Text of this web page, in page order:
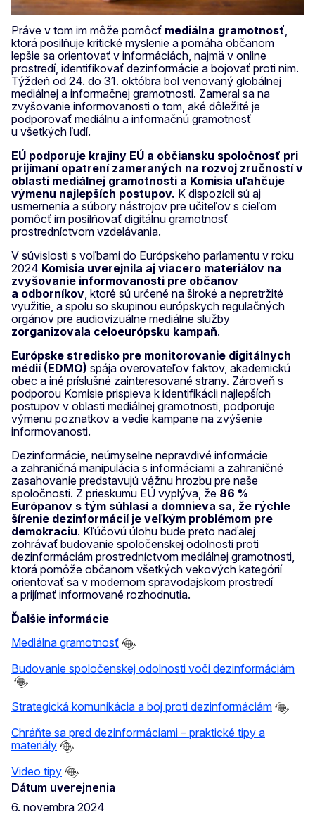
Práve v tom im môže pomôcť mediálna gramotnosť,
ktorá posilňuje kritické myslenie a pomáha občanom
lepšie sa orientovať v informáciách, najmä v online
prostredí, identifikovať dezinformácie a bojovať proti nim.
Týždeň od 24. do 31. októbra bol venovaný globálnej
mediálnej a informačnej gramotnosti. Zameral sa na
zvyšovanie informovanosti o tom, aké dôležité je
podporovať mediálnu a informačnú gramotnosť
u všetkých ľudí.
EÚ podporuje krajiny EÚ a občiansku spoločnosť pri
prijímaní opatrení zameraných na rozvoj zručností v
oblasti mediálnej gramotnosti a Komisia uľahčuje
výmenu najlepších postupov. K dispozícii sú aj
usmernenia a súbory nástrojov pre učiteľov s cieľom
pomôcť im posilňovať digitálnu gramotnosť
prostredníctvom vzdelávania.
V súvislosti s voľbami do Európskeho parlamentu v roku
2024 Komisia uverejnila aj viacero materiálov na
zvyšovanie informovanosti pre občanov
a odborníkov, ktoré sú určené na široké a nepretržité
využitie, a spolu so skupinou európskych regulačných
orgánov pre audiovizuálne mediálne služby
zorganizovala celoeurópsku kampaň.
Európske stredisko pre monitorovanie digitálnych
médií (EDMO) spája overovateľov faktov, akademickú
obec a iné príslušné zainteresované strany. Zároveň s
podporou Komisie prispieva k identifikácii najlepších
postupov v oblasti mediálnej gramotnosti, podporuje
výmenu poznatkov a vedie kampane na zvýšenie
informovanosti.
Dezinformácie, neúmyselne nepravdivé informácie
a zahraničná manipulácia s informáciami a zahraničné
zasahovanie predstavujú vážnu hrozbu pre naše
spoločnosti. Z prieskumu EÚ vyplýva, že 86 %
Európanov s tým súhlasí a domnieva sa, že rýchle
šírenie dezinformácií je veľkým problémom pre
demokraciu. Kľúčovú úlohu bude preto naďalej
zohrávať budovanie spoločenskej odolnosti proti
dezinformáciám prostredníctvom mediálnej gramotnosti,
ktorá pomôže občanom všetkých vekových kategórií
orientovať sa v modernom spravodajskom prostredí
a prijímať informované rozhodnutia.
Ďalšie informácie
Mediálna gramotnosť
Budovanie spoločenskej odolnosti voči dezinformáciám
Strategická komunikácia a boj proti dezinformáciám
Chráňte sa pred dezinformáciami – praktické tipy a
materiály
Video tipy
Dátum uverejnenia
6. novembra 2024